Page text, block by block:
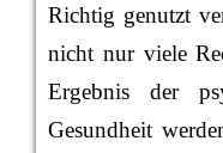
Richtig genutzt
nicht nur viele
Ergebnis der
Gesundheit